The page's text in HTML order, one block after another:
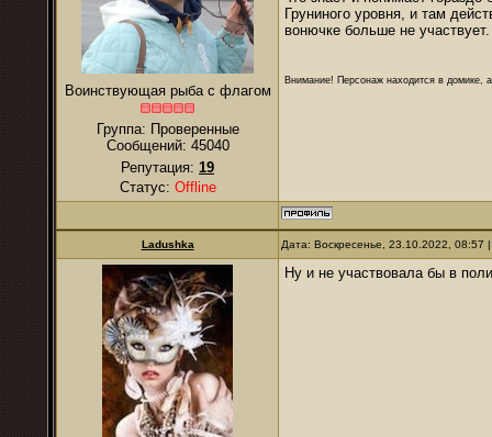
Воинствующая рыба с флагом
Группа: Проверенные
Сообщений: 45040
Репутация: 19
Статус: Offline
Груниного уровня, и там
вонючке больше не участвует.
Внимание! Персонаж находится в домике,
Ladushkа Дата: Воскресенье, 23.10.2022,
Ну и не участвовала бы в